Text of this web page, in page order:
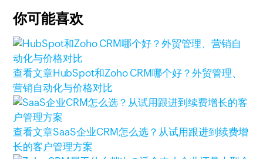
你可能喜欢
查看文章HubSpot和Zoho CRM哪个好？外贸管理、
营销自动化与价格对比
查看文章SaaS企业CRM怎么选？从试用跟进到续费增
长的客户管理方案